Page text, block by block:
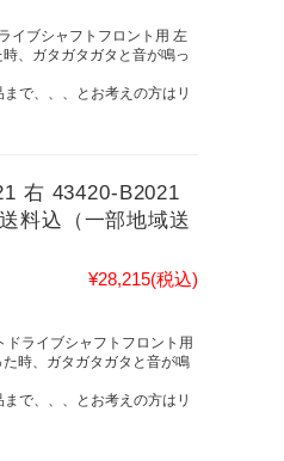
イブシャフトフロント用 左
、ガタガタガタと音が鳴っ
で、、、とお考えの方はリ
右 43420-B2021
料込（一部地域送
¥28,215(税込)
ライブシャフトフロント用
時、ガタガタガタと音が鳴
で、、、とお考えの方はリ